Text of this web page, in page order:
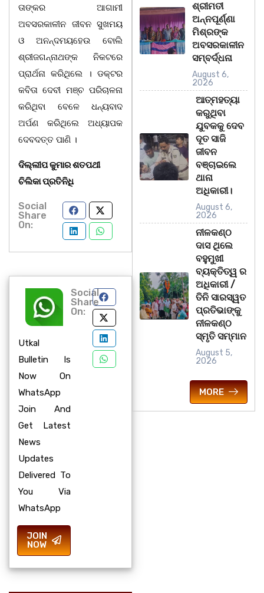
ତାଙ୍କର ଆଗାମୀ
ଅବସରକାଳୀନ ଜୀବନ ସୁଖମୟ
ଓ ଅନନ୍ଦମୟହେଉ ବୋଲି
ଶ୍ରୀଜଗନ୍ନାଥଙ୍କ ନିକଟରେ
ପ୍ରାର୍ଥନା କରିଥିଲେ । ଡକ୍ଟର
କବିତା ଦେବୀ ମଞ୍ଚ ପରିଚାଳନା
କରିଥିବା ବେଳେ ଧନ୍ୟବାଦ
ଅର୍ପଣ କରିଥିଲେ ଅଧ୍ୟାପକ
ଦେବଦତ୍ତ ପାଣି ।
ଦିଲ୍ଲୀପ କୁମାର ଶତପଥୀ
ଚିଲିକା ପ୍ରତିନିଧି
Social
Share
On:
Utkal
Bulletin Is
Now On
WhatsApp
Join And
Get Latest
News
Updates
Delivered To
You Via
WhatsApp
JOIN
NOW
Social
Share
On:
ଶ୍ରୀମତୀ
ଅନ୍ନପୂର୍ଣ୍ଣା
ମିଶ୍ରଙ୍କ
ଅବସରକାଳୀନ
ସମ୍ବର୍ଦ୍ଧନା
August 6,
2026
ଆତ୍ମହତ୍ୟା
କରୁଥିବା
ଯୁବକକୁ ଦେବ
ଦୂତ ସାଜି
ଜୀବନ
ବଞ୍ଚାଇଲେ
ଥାନା
ଅଧିକାରୀ।
August 6,
2026
ନୀଳକଣ୍ଠ
ଦାସ ଥିଲେ
ବହୁମୁଖୀ
ବ୍ୟକ୍ତିତ୍ୱ ର
ଅଧିକାରୀ /
ତିନି ସାରସ୍ୱତ
ପ୍ରତିଭାଙ୍କୁ
ନୀଳକଣ୍ଠ
ସ୍ମୃତି ସମ୍ମାନ
August 5,
2026
MORE